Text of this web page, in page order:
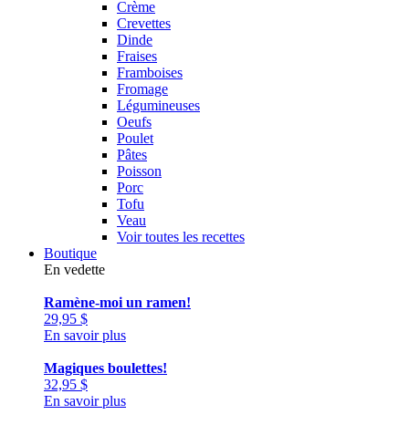
Crème
Crevettes
Dinde
Fraises
Framboises
Fromage
Légumineuses
Oeufs
Poulet
Pâtes
Poisson
Porc
Tofu
Veau
Voir toutes les recettes
Boutique
En vedette
Ramène-moi un ramen!
29,95 $
En savoir plus
Magiques boulettes!
32,95 $
En savoir plus